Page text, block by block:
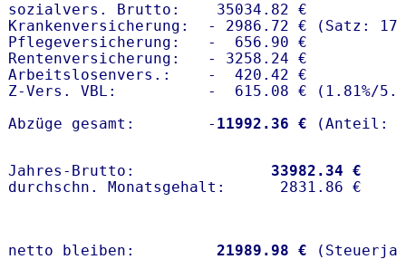
sozialvers. Brutto:    35034.82 €
Krankenversicherung:  - 2986.72 € (Satz:
Pflegeversicherung:   -  656.90 €
Rentenversicherung:   - 3258.24 €
Arbeitslosenvers.:    -  420.42 €
Z-Vers. VBL:          -  615.08 € ( 1.81%/
Abzüge gesamt:        - 11992.36 €
Jahres-Brutto: 33982.34 €
netto bleiben: 21989.98 €